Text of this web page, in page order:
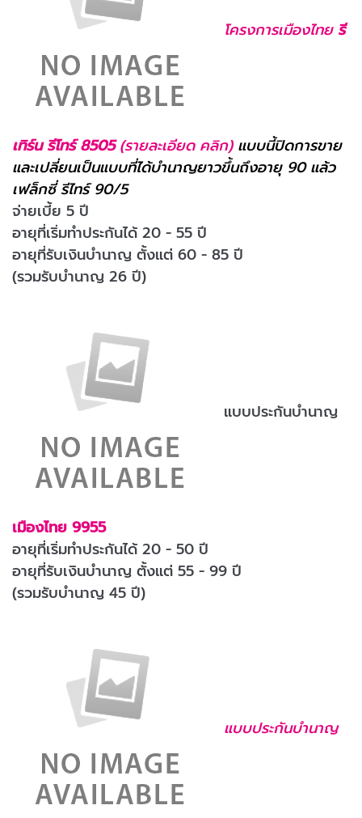
โครงการเมืองไทยรี
เทิร์น รีโทร์ 8505(รายละเอียด คลิก) แบบนี้ปิดการขาย
และเปลี่ยนเป็นแบบที่ได้บำนาญยาวขึ้นถึงอายุ 90 แล้ว
เฟล็กซี่ รีไทร์ 90/5
จ่ายเบี้ย 5 ปี
อายุที่เริ่มทำประกันได้ 20 - 55 ปี
อายุที่รับเงินบำนาญ ตั้งแต่ 60 - 85 ปี
(รวมรับบำนาญ 26 ปี)
แบบประกันบำนาญ
เมืองไทย 9955
อายุที่เริ่มทำประกันได้ 20 - 50 ปี
อายุที่รับเงินบำนาญ ตั้งแต่ 55 - 99 ปี
(รวมรับบำนาญ 45 ปี)
แบบประกันบำนาญ